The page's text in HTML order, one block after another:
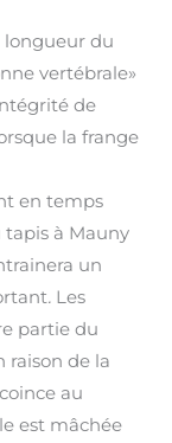
longueur du
vertébrale»
de
la frange
en temps
à Mauny
un
. Les
partie du
raison de la
au
est mâchée